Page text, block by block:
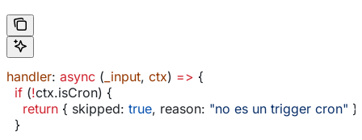
handler: async ( _input, ctx) => {
  if
(!ctx.isCron) {
    return
{ skipped: true, reason: "no es un trigger cron" };
  }